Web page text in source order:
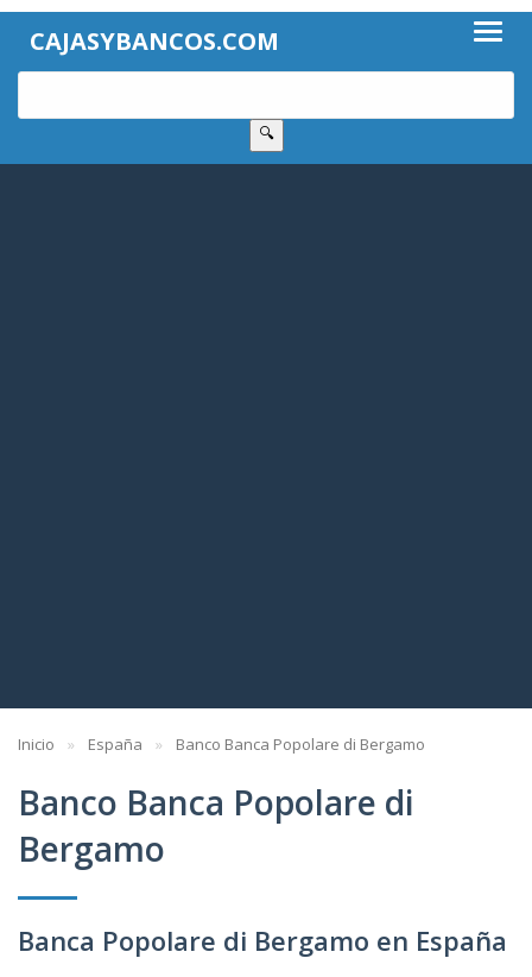
CAJASYBANCOS.COM
🔍
Inicio España Banco Banca Popolare di Bergamo
Banco Banca Popolare di
Bergamo
Banca Popolare di Bergamo en España